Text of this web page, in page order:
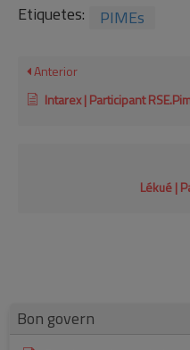
Bon govern
Etiquetes: PIMEs
Anterior
Intarex | Participant
Lékué |